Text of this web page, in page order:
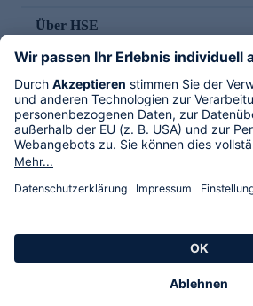
Über HSE
Im TV
HSE International